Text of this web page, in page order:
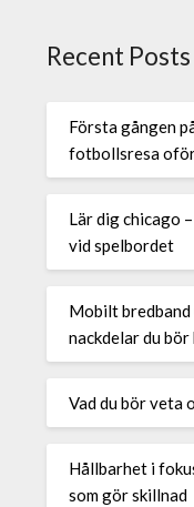
Recent Posts
Första gången
fotbollsresa
Lär dig chicago
vid spelbordet
Mobilt
nackdelar du
Vad du bör veta
Hållbarhet i
som gör skillnad